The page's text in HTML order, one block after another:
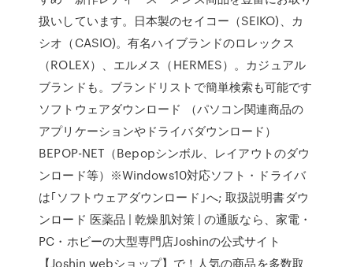
扱いしています。日本製のセイコー（SEIKO)、カ
シオ（CASIO)。有名ハイブランドのロレックス
（ROLEX）、エルメス（HERMES）。カジュアル
ブランドも。ブランドリストで簡単検索も可能です
ソフトウェアダウンロード （パソコン関連商品の
アプリケーションやドライバダウンロード）
BEPOP-NET（Bepopシンボル、レイアウトのダウ
ンロード等）※Windows10対応ソフト・ドライバ
は｢ソフトウェアダウンロード｣へ; 取扱説明書ダウ
ンロード 医薬品 | 乾燥肌対策 | の通販なら、家電・
PC・ホビーの大型専門店Joshinの公式サイト
【Joshin webショップ】で！人気の商品を多数取